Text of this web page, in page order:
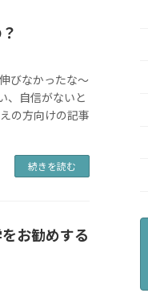
びなかったな〜
、自信がないと
の方向けの記事
続きを読む
お勧めする